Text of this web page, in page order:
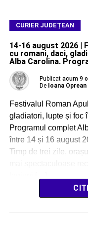
CURIER JUDEȚEAN
14-16 august 2026 |
cu romani, daci,
Alba Carolina.
Publicat acum 9
De Ioana Oprean
Festivalul Roman
gladiatori, lupte și foc
Programul complet
între 14 și 16 august
Timp de trei zile,